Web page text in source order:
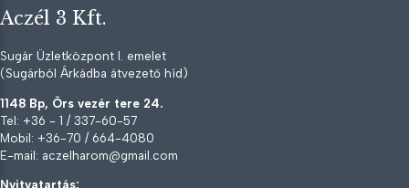
Aczél 3 Kft.
Sugár Üzletközpont I. emelet
(Sugárból Árkádba átvezető híd)
1148 Bp, Örs vezér tere 24.
Tel: +36 - 1 / 337-60-57
Mobil: +36-70 / 664-4080
E-mail: aczelharom@gmail.com
Nyitvatartás: